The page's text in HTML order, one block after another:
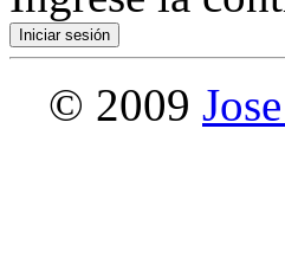
© 2009